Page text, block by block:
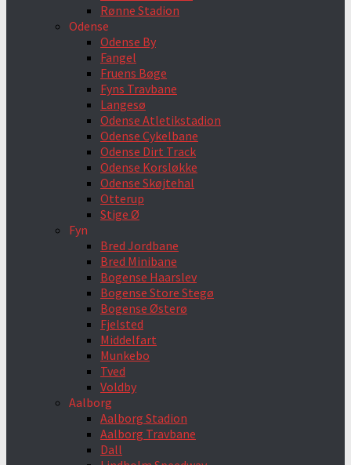
Rønne Stadion
Odense
Odense By
Fangel
Fruens Bøge
Fyns Travbane
Langesø
Odense Atletikstadion
Odense Cykelbane
Odense Dirt Track
Odense Korsløkke
Odense Skøjtehal
Otterup
Stige Ø
Fyn
Bred Jordbane
Bred Minibane
Bogense Haarslev
Bogense Store Stegø
Bogense Østerø
Fjelsted
Middelfart
Munkebo
Tved
Voldby
Aalborg
Aalborg Stadion
Aalborg Travbane
Dall